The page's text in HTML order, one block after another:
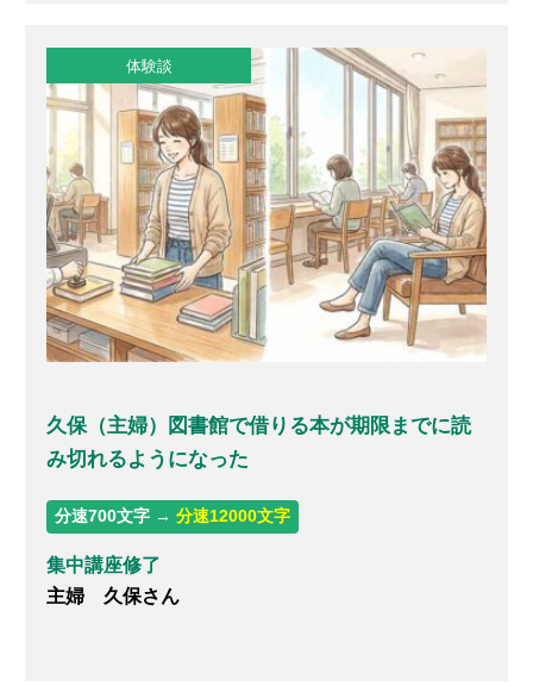
体験談
久保（主婦）図書館で借りる本が期限までに読
み切れるようになった
分速700文字 →分速12000文字
集中講座修了
主婦 久保さん